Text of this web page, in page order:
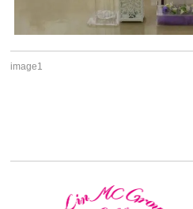
image1